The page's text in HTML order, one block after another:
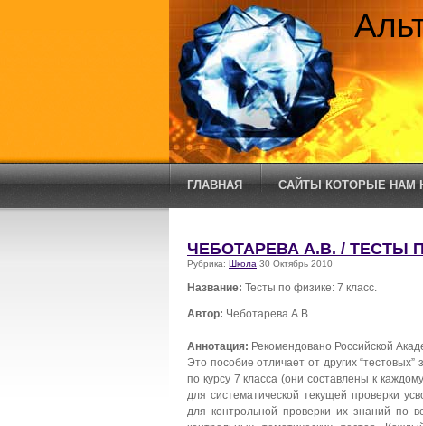
ГЛАВНАЯ САЙТЫ КОТОРЫЕ НАМ
ЧЕБОТАРЕВА А.В. / ТЕСТЫ
Рубрика: Школа 30 Октябрь 2010
Название: Тесты по физике: 7 класс.
Автор: Чеботарева А.В.
Аннотация: Рекомендовано Российской
Это пособие отличает от других
по курсу 7 класса (они составлены к
для систематической текущей проверки
для контрольной проверки их знаний по